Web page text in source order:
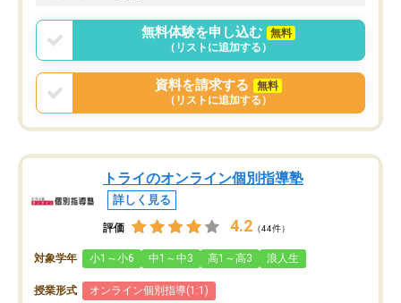
無料体験を申し込む
無料
（リストに追加する）
資料を請求する
無料
（リストに追加する）
トライのオンライン個別指導塾
詳しく見る
評価 4.2 （44件）
対象学年 小1～小6 中1～中3 高1～高3 浪人生
授業形式 オンライン個別指導(1:1)